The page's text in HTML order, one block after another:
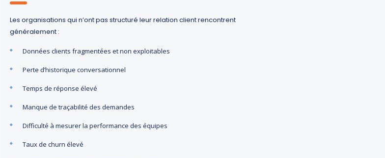
Les organisations qui n’ont pas structuré leur relation client rencontrent
généralement :
Données clients fragmentées et non exploitables
Perte d’historique conversationnel
Temps de réponse élevé
Manque de traçabilité des demandes
Difficulté à mesurer la performance des équipes
Taux de churn élevé